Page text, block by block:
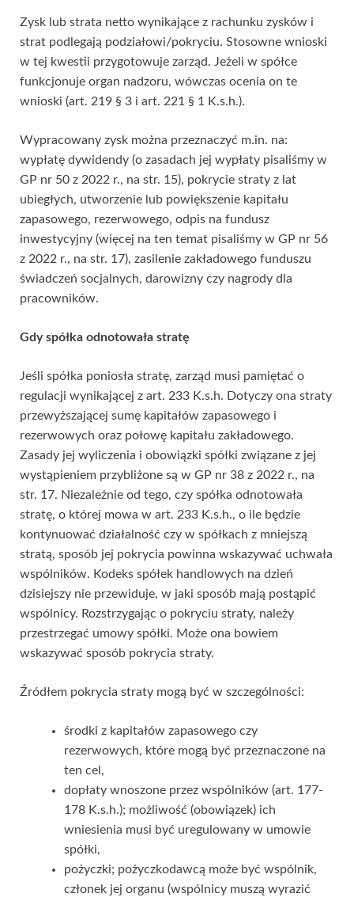
Zysk lub strata netto wynikające z rachunku zysków i
strat podlegają podziałowi/pokryciu. Stosowne wnioski
w tej kwestii przygotowuje zarząd. Jeżeli w spółce
funkcjonuje organ nadzoru, wówczas ocenia on te
wnioski (art. 219 § 3 i art. 221 § 1 K.s.h.).
Wypracowany zysk można przeznaczyć m.in. na:
wypłatę dywidendy (o zasadach jej wypłaty pisaliśmy w
GP nr 50 z 2022 r., na str. 15), pokrycie straty z lat
ubiegłych, utworzenie lub powiększenie kapitału
zapasowego, rezerwowego, odpis na fundusz
inwestycyjny (więcej na ten temat pisaliśmy w GP nr 56
z 2022 r., na str. 17), zasilenie zakładowego funduszu
świadczeń socjalnych, darowizny czy nagrody dla
pracowników.
Gdy spółka odnotowała stratę
Jeśli spółka poniosła stratę, zarząd musi pamiętać o
regulacji wynikającej z art. 233 K.s.h. Dotyczy ona straty
przewyższającej sumę kapitałów zapasowego i
rezerwowych oraz połowę kapitału zakładowego.
Zasady jej wyliczenia i obowiązki spółki związane z jej
wystąpieniem przybliżone są w GP nr 38 z 2022 r., na
str. 17. Niezależnie od tego, czy spółka odnotowała
stratę, o której mowa w art. 233 K.s.h., o ile będzie
kontynuować działalność czy w spółkach z mniejszą
stratą, sposób jej pokrycia powinna wskazywać uchwała
wspólników. Kodeks spółek handlowych na dzień
dzisiejszy nie przewiduje, w jaki sposób mają postąpić
wspólnicy. Rozstrzygając o pokryciu straty, należy
przestrzegać umowy spółki. Może ona bowiem
wskazywać sposób pokrycia straty.
Źródłem pokrycia straty mogą być w szczególności:
środki z kapitałów zapasowego czy
rezerwowych, które mogą być przeznaczone na
ten cel,
dopłaty wnoszone przez wspólników (art. 177-
178 K.s.h.); możliwość (obowiązek) ich
wniesienia musi być uregulowany w umowie
spółki,
pożyczki; pożyczkodawcą może być wspólnik,
członek jej organu (wspólnicy muszą wyrazić